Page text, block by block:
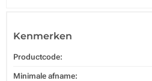
Kenmerken
Productcode:
Minimale afname: